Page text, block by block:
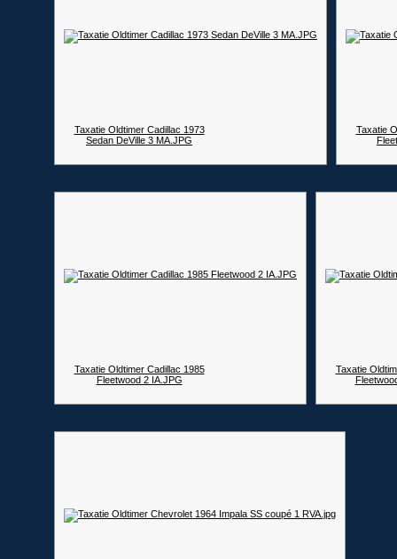
Taxatie Oldtimer Cadillac 1973
Sedan DeVille 3 MA.JPG
Taxatie
Taxatie Oldtimer Cadillac 1985
Fleetwood 2 IA.JPG
Taxatie